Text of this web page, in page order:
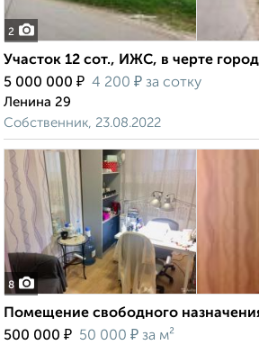
2
Участок 12 сот., ИЖС, в черте
5 000 000 ₽ 4 200 ₽ за сотку
Ленина 29
Собственник, 23.08.2022
8
Помещение свободного
500 000 ₽ 50 000 ₽ за м²